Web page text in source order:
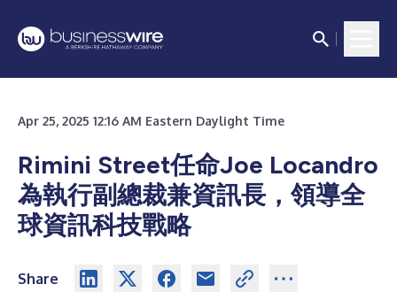
Apr 25, 2025 12:16 AM Eastern Daylight Time
Rimini Street任命Joe Locandro
為執行副總裁兼資訊長，領導全
球資訊科技戰略
Share